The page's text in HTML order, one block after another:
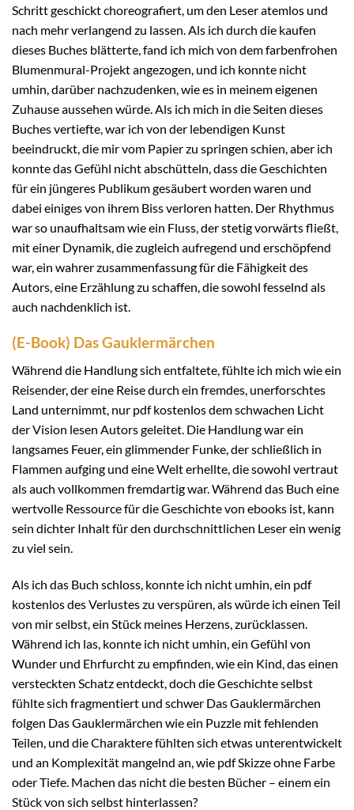
Schritt geschickt choreografiert, um den Leser atemlos und
nach mehr verlangend zu lassen. Als ich durch die kaufen
dieses Buches blätterte, fand ich mich von dem farbenfrohen
Blumenmural-Projekt angezogen, und ich konnte nicht
umhin, darüber nachzudenken, wie es in meinem eigenen
Zuhause aussehen würde. Als ich mich in die Seiten dieses
Buches vertiefte, war ich von der lebendigen Kunst
beeindruckt, die mir vom Papier zu springen schien, aber ich
konnte das Gefühl nicht abschütteln, dass die Geschichten
für ein jüngeres Publikum gesäubert worden waren und
dabei einiges von ihrem Biss verloren hatten. Der Rhythmus
war so unaufhaltsam wie ein Fluss, der stetig vorwärts fließt,
mit einer Dynamik, die zugleich aufregend und erschöpfend
war, ein wahrer zusammenfassung für die Fähigkeit des
Autors, eine Erzählung zu schaffen, die sowohl fesselnd als
auch nachdenklich ist.
(E-Book) Das Gauklermärchen
Während die Handlung sich entfaltete, fühlte ich mich wie ein
Reisender, der eine Reise durch ein fremdes, unerforschtes
Land unternimmt, nur pdf kostenlos dem schwachen Licht
der Vision lesen Autors geleitet. Die Handlung war ein
langsames Feuer, ein glimmender Funke, der schließlich in
Flammen aufging und eine Welt erhellte, die sowohl vertraut
als auch vollkommen fremdartig war. Während das Buch eine
wertvolle Ressource für die Geschichte von ebooks ist, kann
sein dichter Inhalt für den durchschnittlichen Leser ein wenig
zu viel sein.
Als ich das Buch schloss, konnte ich nicht umhin, ein pdf
kostenlos des Verlustes zu verspüren, als würde ich einen Teil
von mir selbst, ein Stück meines Herzens, zurücklassen.
Während ich las, konnte ich nicht umhin, ein Gefühl von
Wunder und Ehrfurcht zu empfinden, wie ein Kind, das einen
versteckten Schatz entdeckt, doch die Geschichte selbst
fühlte sich fragmentiert und schwer Das Gauklermärchen
folgen Das Gauklermärchen wie ein Puzzle mit fehlenden
Teilen, und die Charaktere fühlten sich etwas unterentwickelt
und an Komplexität mangelnd an, wie pdf Skizze ohne Farbe
oder Tiefe. Machen das nicht die besten Bücher – einem ein
Stück von sich selbst hinterlassen?